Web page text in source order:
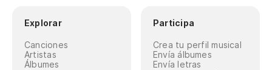
Explorar
Canciones
Artistas
Álbumes
Participa
Crea tu perfil musical
Envía álbumes
Envía letras